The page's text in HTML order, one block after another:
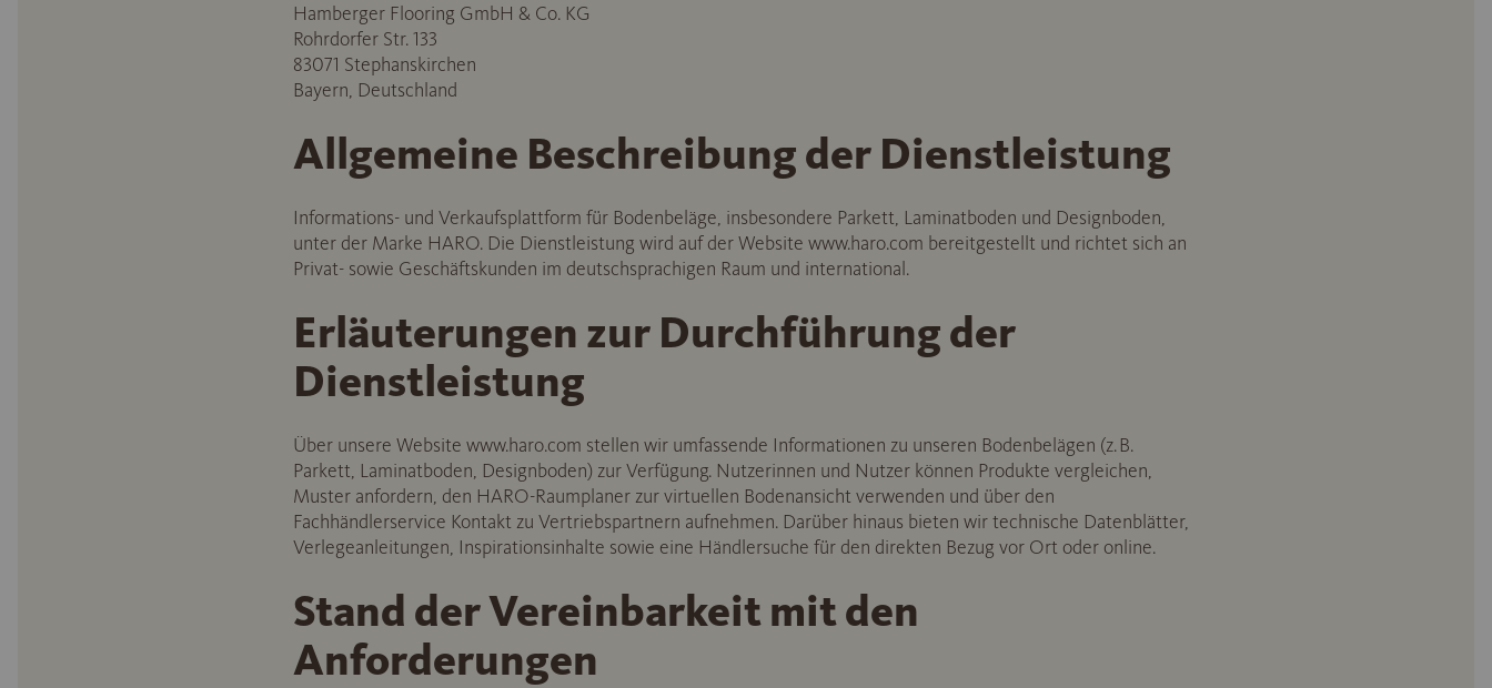
Hamberger Flooring GmbH & Co. KG
Rohrdorfer Str. 133
83071 Stephanskirchen
Bayern, Deutschland
Allgemeine Beschreibung der Dienstleistung
Informations- und Verkaufsplattform für Bodenbeläge, insbesondere Parkett, Laminatboden und Designboden,
unter der Marke HARO. Die Dienstleistung wird auf der Website www.haro.com bereitgestellt und richtet sich an
Privat- sowie Geschäftskunden im deutschsprachigen Raum und international.
Erläuterungen zur Durchführung der
Dienstleistung
Über unsere Website www.haro.com stellen wir umfassende Informationen zu unseren Bodenbelägen (z. B.
Parkett, Laminatboden, Designboden) zur Verfügung. Nutzerinnen und Nutzer können Produkte vergleichen,
Muster anfordern, den HARO-Raumplaner zur virtuellen Bodenansicht verwenden und über den
Fachhändlerservice Kontakt zu Vertriebspartnern aufnehmen. Darüber hinaus bieten wir technische Datenblätter,
Verlegeanleitungen, Inspirationsinhalte sowie eine Händlersuche für den direkten Bezug vor Ort oder online.
Stand der Vereinbarkeit mit den
Anforderungen